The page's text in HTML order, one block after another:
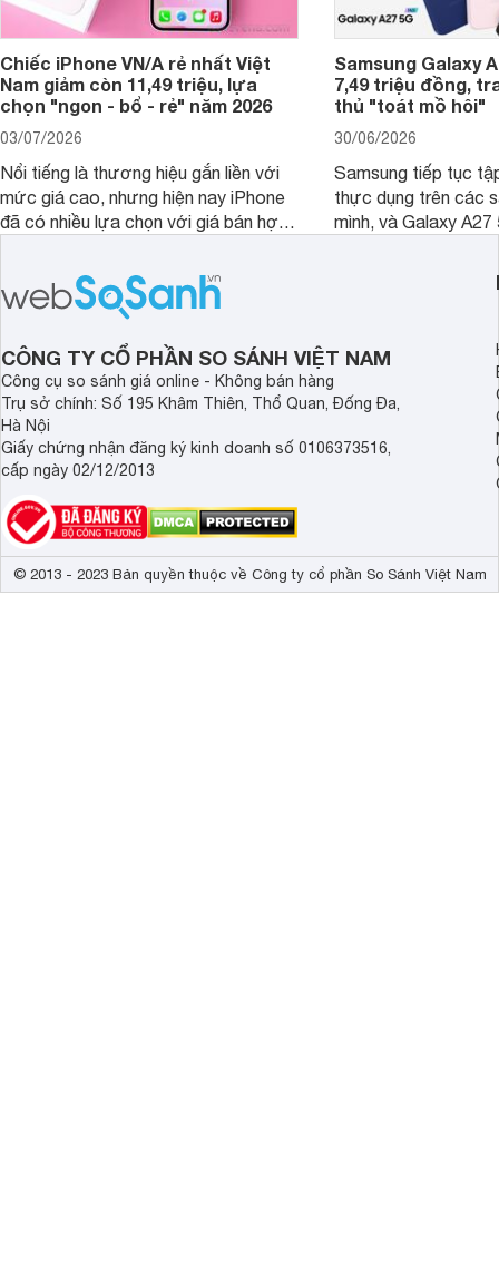
Chiếc iPhone VN/A rẻ nhất Việt
Nam giảm còn 11,49 triệu, lựa
chọn "ngon - bổ - rẻ" năm 2026
03/07/2026
Nổi tiếng là thương hiệu gắn liền với
mức giá cao, nhưng hiện nay iPhone
đã có nhiều lựa chọn với giá bán hợp
cận sản phẩm chính hãng.
Samsung Galaxy
7,49 triệu đồng,
thủ "toát mồ hôi"
30/06/2026
Samsung tiếp tục
thực dụng trên các
mình, và Galaxy
tới cho người dùng
lượng với nhiều
CÔNG TY CỔ PHẦN SO SÁNH VIỆT NAM
Công cụ so sánh giá online - Không bán hàng
Trụ sở chính: Số 195 Khâm Thiên, Thổ Quan, Đống Đa,
Hà Nội
Giấy chứng nhận đăng ký kinh doanh số 0106373516,
cấp ngày 02/12/2013
© 2013 - 2023 Bản quyền thuộc về Công ty cổ phần So Sánh Việt Nam